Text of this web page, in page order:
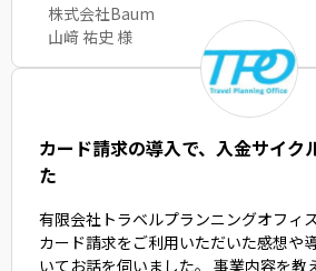
株式会社Baum
山﨑 祐史 様
カード請求の導入で、入金サイク
た
有限会社トラベルプランニングオフィ
カード請求をご利用いただいた感想や
いてお話を伺いました。 事業内容を